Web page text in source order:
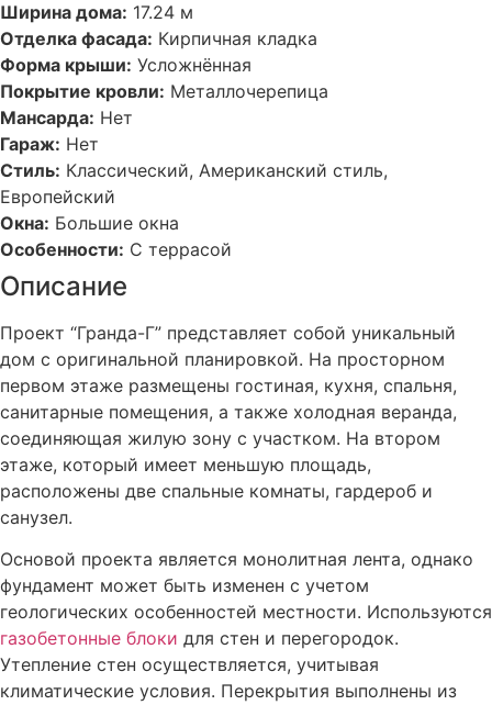
Ширина дома: 17.24 м
Отделка фасада: Кирпичная кладка
Форма крыши: Усложнённая
Покрытие кровли: Металлочерепица
Мансарда: Нет
Гараж: Нет
Стиль: Классический, Американский стиль,
Европейский
Окна: Большие окна
Особенности: С террасой
Описание
Проект “Гранда-Г” представляет собой уникальный
дом с оригинальной планировкой. На просторном
первом этаже размещены гостиная, кухня, спальня,
санитарные помещения, а также холодная веранда,
соединяющая жилую зону с участком. На втором
этаже, который имеет меньшую площадь,
расположены две спальные комнаты, гардероб и
санузел.
Основой проекта является монолитная лента, однако
фундамент может быть изменен с учетом
геологических особенностей местности. Используются
газобетонные блоки для стен и перегородок.
Утепление стен осуществляется, учитывая
климатические условия. Перекрытия выполнены из